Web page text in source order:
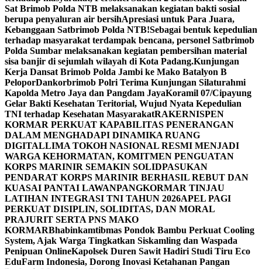
Sat Brimob Polda NTB melaksanakan kegiatan bakti sosial
berupa penyaluran air bersihApresiasi untuk Para Juara,
Kebanggaan Satbrimob Polda NTB!Sebagai bentuk kepedulian
terhadap masyarakat terdampak bencana, personel Satbrimob
Polda Sumbar melaksanakan kegiatan pembersihan material
sisa banjir di sejumlah wilayah di Kota Padang.Kunjungan
Kerja Dansat Brimob Polda Jambi ke Mako Batalyon B
PeloporDankorbrimob Polri Terima Kunjungan Silaturahmi
Kapolda Metro Jaya dan Pangdam JayaKoramil 07/Cipayung
Gelar Bakti Kesehatan Teritorial, Wujud Nyata Kepedulian
TNI terhadap Kesehatan MasyarakatRAKERNISPEN
KORMAR PERKUAT KAPABILITAS PENERANGAN
DALAM MENGHADAPI DINAMIKA RUANG
DIGITALLIMA TOKOH NASIONAL RESMI MENJADI
WARGA KEHORMATAN, KOMITMEN PENGUATAN
KORPS MARINIR SEMAKIN SOLIDPASUKAN
PENDARAT KORPS MARINIR BERHASIL REBUT DAN
KUASAI PANTAI LAWANPANGKORMAR TINJAU
LATIHAN INTEGRASI TNI TAHUN 2026APEL PAGI
PERKUAT DISIPLIN, SOLIDITAS, DAN MORAL
PRAJURIT SERTA PNS MAKO
KORMARBhabinkamtibmas Pondok Bambu Perkuat Cooling
System, Ajak Warga Tingkatkan Siskamling dan Waspada
Penipuan OnlineKapolsek Duren Sawit Hadiri Studi Tiru Eco
EduFarm Indonesia, Dorong Inovasi Ketahanan Pangan